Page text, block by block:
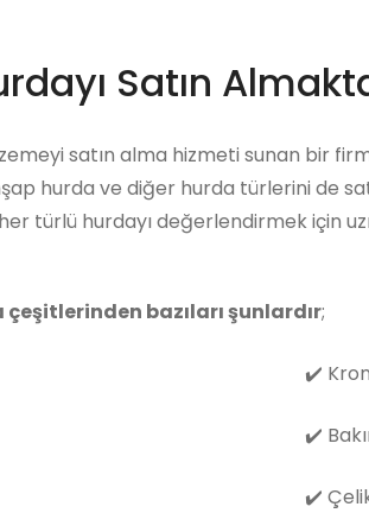
Satın
satın alma hizmeti sunan bir
hurda ve diğer hurda türlerini de
türlü hurdayı değerlendirmek için
çeşitlerinden bazıları şunlardır;
✔️
✔️
✔️